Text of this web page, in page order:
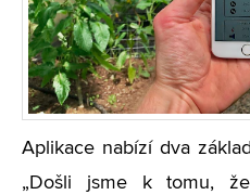
Aplikace nabízí dva
„Došli jsme k tomu,